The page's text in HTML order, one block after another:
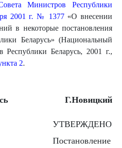
Министров Республики
2001 г. № 1377«О внесении
в некоторые постановления
Беларусь» (Национальный
Республики Беларусь, 2001 г.,
2.
Г.Новицкий
УТВЕРЖДЕНО
Постановление